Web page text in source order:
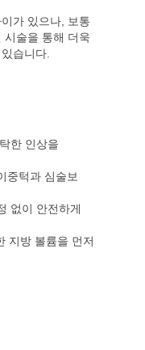
가 있으나, 보통
시술을 통해 더욱
습니다.
한 인상을
중턱과 심술보
없이 안전하게
지방 볼륨을 먼저